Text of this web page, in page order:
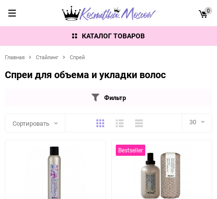
КАТАЛОГ ТОВАРОВ
0
Главная Стайлинг Спрей
Спреи для объема и укладки волос
Фильтр
Сортировать ПлиткаПодробноКомпактно 30
Bestseller